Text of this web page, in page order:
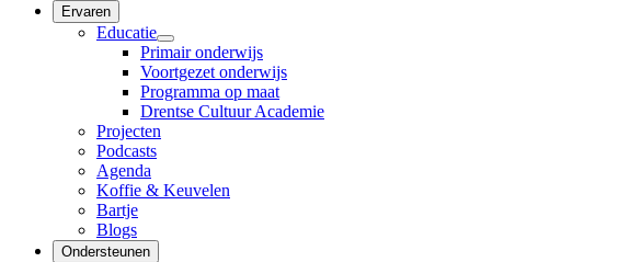
Ervaren
Educatie
Primair onderwijs
Voortgezet onderwijs
Programma op maat
Drentse Cultuur Academie
Projecten
Podcasts
Agenda
Koffie & Keuvelen
Bartje
Blogs
Ondersteunen